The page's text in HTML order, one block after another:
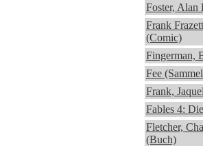
Foster, Alan
Frank
(Comic)
Fingerman,
Fee
Frank,
Fables 4:
Fletcher,
(Buch)